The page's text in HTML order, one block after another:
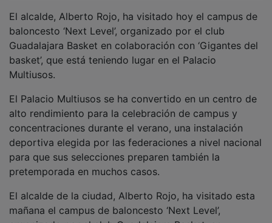
baloncesto ‘Next Level’, organizado por el club
Guadalajara Basket en colaboración con ‘Gigantes del
basket’, que está teniendo lugar en el Palacio
Multiusos.
alto rendimiento para la celebración de campus y
concentraciones durante el verano, una instalación
deportiva elegida por las federaciones a nivel nacional
para que sus selecciones preparen también la
pretemporada en muchos casos.
mañana el campus de baloncesto ‘Next Level’,
organizado por el club Guadalajara Basket, en